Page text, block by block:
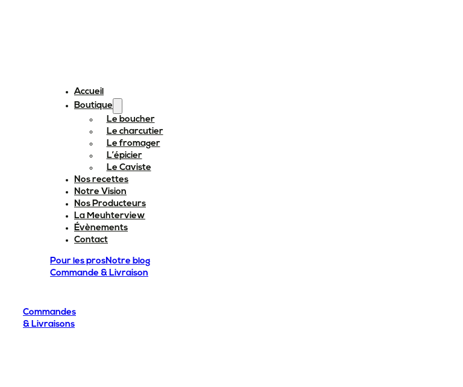
Accueil
Boutique
Le boucher
Le charcutier
Le fromager
L’épicier
Le Caviste
Nos recettes
Notre Vision
Nos Producteurs
La Meuhterview
Évènements
Contact
Pour les prosNotre blog
Commande & Livraison
Commandes
& Livraisons